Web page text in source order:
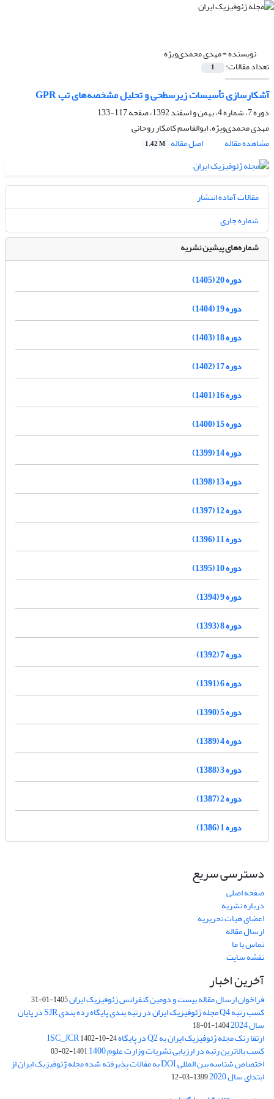
نویسنده =مهدی محمدی‌ویژه
تعداد مقالات: 1
آشکارسازی تأسیسات زیرسطحی و تحلیل مشخصه‌های تپ GPR
دوره 7، شماره 4، بهمن و اسفند 1392، صفحه
117-133
مهدی محمدی‌ویژه، ابوالقاسم کامکار روحانی
مشاهده مقاله
اصل مقاله 1.42 M
مقالات آماده انتشار
شماره جاری
شماره‌های پیشین نشریه
دوره 20 (1405)
دوره 19 (1404)
دوره 18 (1403)
دوره 17 (1402)
دوره 16 (1401)
دوره 15 (1400)
دوره 14 (1399)
دوره 13 (1398)
دوره 12 (1397)
دوره 11 (1396)
دوره 10 (1395)
دوره 9 (1394)
دوره 8 (1393)
دوره 7 (1392)
دوره 6 (1391)
دوره 5 (1390)
دوره 4 (1389)
دوره 3 (1388)
دوره 2 (1387)
دوره 1 (1386)
دسترسی سریع
صفحه اصلی
درباره نشریه
اعضای هیات تحریریه
ارسال مقاله
تماس با ما
نقشه سایت
آخرین اخبار
فراخوان ارسال مقاله بیست و دومین کنفرانس ژئوفیزیک ایران1405-01-31
کسب رتبه Q4 مجله ژئوفیزیک ایران در رتبه بندی پایگاه رده بندی SJR در پایان
سال 2024 1404-01-18
ارتقا رنک مجله ژئوفیزیک ایران به Q2 در پایگاه ISC_JCR 1402-10-24
کسب بالاترین رتبه در ارزیابی نشریات وزارت علوم 1400 1401-02-03
اختصاص شناسه بین المللی DOI به مقالات پذیرفته شده مجله ژئوفیزیک ایران از
ابتدای سال 2020 1399-03-12